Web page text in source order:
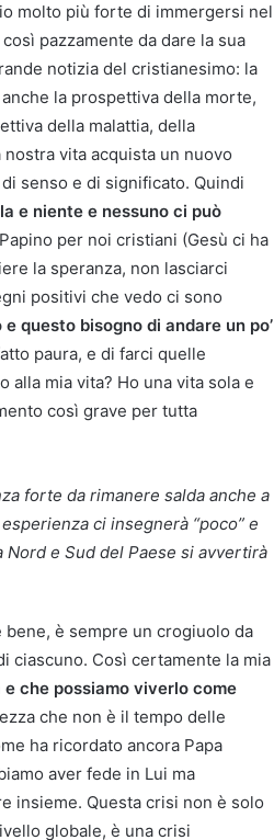
molto più forte di immergersi nel
pazzamente da dare la sua
notizia del cristianesimo: la
la prospettiva della morte,
della malattia, della
vita acquista un nuovo
senso e di significato. Quindi
e niente e nessuno ci può
per noi cristiani (Gesù ci ha
la speranza, non lasciarci
positivi che vedo ci sono
questo bisogno di andare un po’
paura, e di farci quelle
alla mia vita? Ho una vita sola e
così grave per tutta
forte da rimanere salda anche a
ci insegnerà “poco” e
e Sud del Paese si avvertirà
bene, è sempre un crogiuolo da
ciascuno. Così certamente la mia
che possiamo viverlo come
che non è il tempo delle
ha ricordato ancora Papa
aver fede in Lui ma
insieme. Questa crisi non è solo
globale, è una crisi